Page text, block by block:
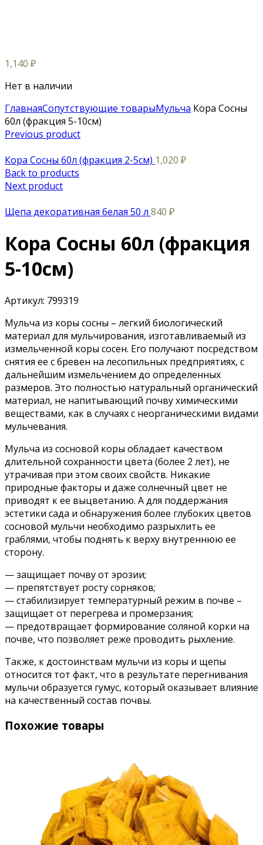
1,140 ₽
Нет в наличии
ГлавнаяСопутствующие товарыМульча Кора Сосны
60л (фракция 5-10см)
Previous product
Кора Сосны 60л (фракция 2-5см) 1,020 ₽
Back to products
Next product
Щепа декоративная белая 50 л 840 ₽
Кора Сосны 60л (фракция
5-10см)
Артикул: 799319
Мульча из коры сосны – легкий биологический
материал для мульчирования, изготавливаемый из
измельченной коры сосен. Его получают посредством
снятия ее с бревен на лесопильных предприятиях, с
дальнейшим измельчением до определенных
размеров. Это полностью натуральный органический
материал, не напитывающий почву химическими
веществами, как в случаях с неорганическими видами
мульчевания.
Мульча из сосновой коры обладает качеством
длительной сохранности цвета (более 2 лет), не
утрачивая при этом своих свойств. Никакие
природные факторы и даже солнечный цвет не
приводят к ее выцветанию. А для поддержания
эстетики сада и обнаружения более глубоких цветов
сосновой мульчи необходимо разрыхлить ее
граблями, чтобы поднять к верху внутреннюю ее
сторону.
— защищает почву от эрозии;
— препятствует росту сорняков;
— стабилизирует температурный режим в почве –
защищает от перегрева и промерзания;
— предотвращает формирование соляной корки на
почве, что позволяет реже проводить рыхление.
Также, к достоинствам мульчи из коры и щепы
относится тот факт, что в результате перегнивания
мульчи образуется гумус, который оказывает влияние
на качественный состав почвы.
Похожие товары